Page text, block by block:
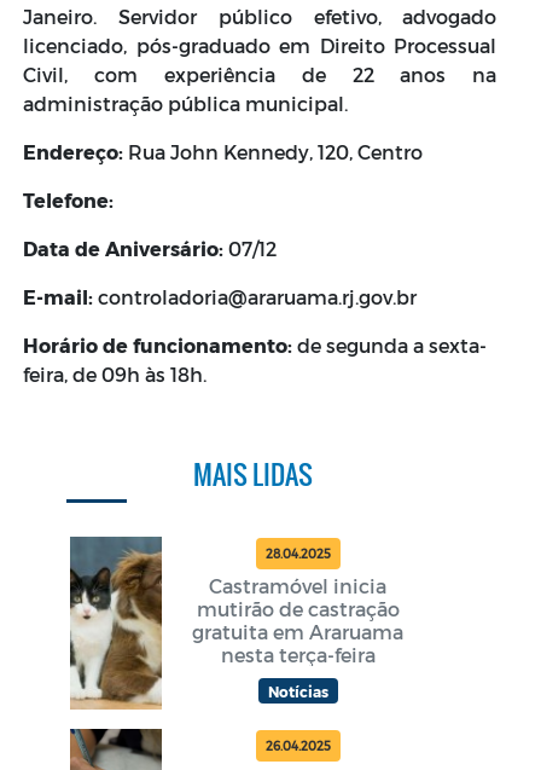
Janeiro. Servidor público efetivo, advogado
licenciado, pós-graduado em Direito Processual
Civil, com experiência de 22 anos na
administração pública municipal.
Endereço: Rua John Kennedy, 120, Centro
Telefone:
Data de Aniversário: 07/12
E-mail: controladoria@araruama.rj.gov.br
Horário de funcionamento: de segunda a sexta-
feira, de 09h às 18h.
MAIS LIDAS
28.04.2025
Castramóvel inicia
mutirão de castração
gratuita em Araruama
nesta terça-feira
Notícias
26.04.2025